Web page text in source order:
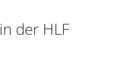
der HLF